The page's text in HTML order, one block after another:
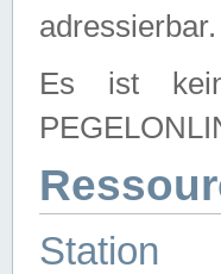
adressierbar.
Es ist
Station